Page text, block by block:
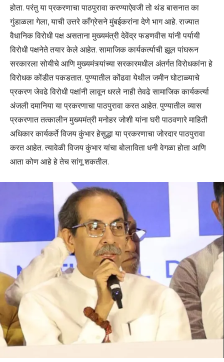
होता. परंतु या प्रकरणाचा पाठपुरावा करण्याऐवजी तो थंड बासनात का
गुंडाळला गेला, याची उत्तरे काँग्रेसने मुंबईकरांना देणे भाग आहे. राज्यात
वैधानिक विरोधी पक्ष असताना मुख्यमंत्री देवेंद्र फडणवीस यांनी पर्यायी
विरोधी पक्षनेते तयार केले आहेत. सामाजिक कार्यकर्त्याची झूल पांघरून
सरकारला सोयीचे आणि मुख्यमंत्र्यांच्या सरकारमधील अंतर्गत विरोधकांना हे
विरोधक कोंडीत पकडतात. पुण्यातील कोंढवा येथील जमीन घोटाळ्याचे
प्रकरण जेवढे विरोधी पक्षांनी लावून धरले नाही तेवढे सामाजिक कार्यकर्त्या
अंजली दमानिया या प्रकरणाचा पाठपुरावा करत आहेत. पुण्यातील व्यास
प्रकरणात तत्कालीन मुख्यमंत्री मनोहर जोशी यांना घरी पाठवणारे माहिती
अधिकार कार्यकर्ते विजय कुंभार हेसुद्धा या प्रकरणाचा जोरदार पाठपुरावा
करत आहेत. त्यावेळी विजय कुंभार यांचा बोलाविता धनी वेगळा होता आणि
आता कोण आहे हे तेच सांगू शकतील.